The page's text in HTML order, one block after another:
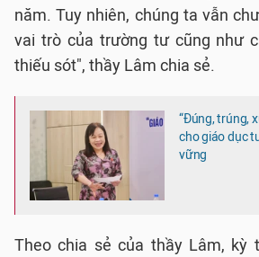
năm. Tuy nhiên, chúng ta vẫn
vai trò của trường tư cũng như
thiếu sót", thầy Lâm chia sẻ.
“Đúng, trúng,
cho giáo dục
vững
Theo chia sẻ của thầy Lâm, kỳ